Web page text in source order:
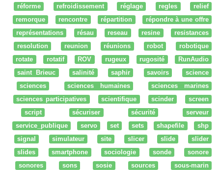
réforme
refroidissement réglage regles
relief
remorque
rencontre répartition
répondre à une offre
représentations
résau reseau resine
resistances
resolution
reunion réunions robot
robotique
rotate
rotatif ROV rugeux rugosité
RunAudio
saint Brieuc
salinité saphir savoirs
science
sciences
sciences humaines
sciences marines
sciences participatives
scientifique scinder
screen
script
sécuriser sécurité
serveur
service_publique
servo set sets shapefile
shp
signal
simulateur site slicer slide
slider
slides
smartphone sociologie sonde
sonore
sonores
sons sosie sources
sous-marin